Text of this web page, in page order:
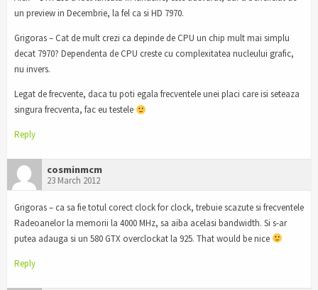
un preview in Decembrie, la fel ca si HD 7970.
Grigoras – Cat de mult crezi ca depinde de CPU un chip mult mai simplu
decat 7970? Dependenta de CPU creste cu complexitatea nucleului grafic,
nu invers.
Legat de frecvente, daca tu poti egala frecventele unei placi care isi seteaza
singura frecventa, fac eu testele
Reply
cosminmcm
23 March 2012
Grigoras – ca sa fie totul corect clock for clock, trebuie scazute si frecventele
Radeoanelor la memorii la 4000 MHz, sa aiba acelasi bandwidth. Si s-ar
putea adauga si un 580 GTX overclockat la 925. That would be nice
Reply